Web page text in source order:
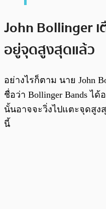
John Bollinger
อยู่จุดสูงสุดแล้ว
อย่างไรก็ตาม นาย John
ชื่อว่า Bollinger Bands ไ
นั้นอาจจะวิ่งไปแตะจุดสูง
นี้